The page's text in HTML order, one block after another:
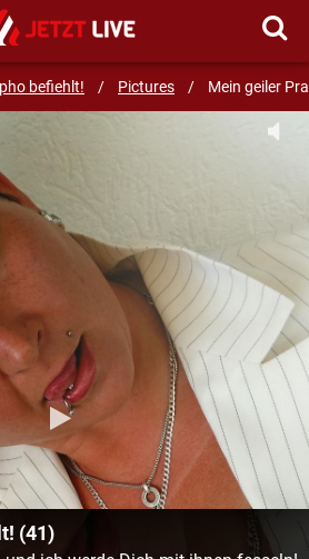
befiehlt! / Pictures / Mein geiler
SEND MESSAGE
(41)